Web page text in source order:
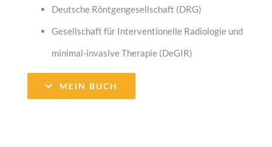
Deutsche Röntgengesellschaft (DRG)
Gesellschaft für Interventionelle Radiologie und
minimal-invasive Therapie (DeGIR)
MEIN BUCH